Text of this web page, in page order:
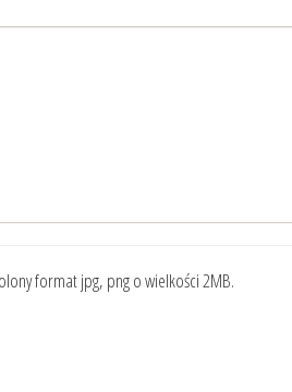
format jpg, png o wielkości 2MB.